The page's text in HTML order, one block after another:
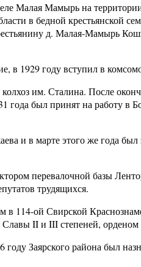
Малая Мамырь на
в бедной крестьянской
д. Малая-Мамырь
в 1929 году вступил в
им. Сталина. После
года был принят на работу в
и в марте этого же года был
перевалочной базы
трудящихся.
в 114-ой Свирской
II и III степеней,
году Заярского района был